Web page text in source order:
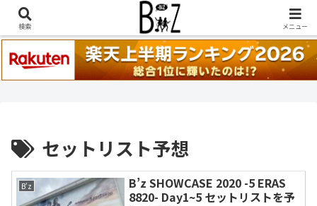
稲葉浩志『en-Zepp』『enⅣ』セトリ一覧はこちら
セットリスト予想
B'z
B’z SHOWCASE 2020 -5 ERAS
8820- Day1~5 セットリストを予
検索 メニュー